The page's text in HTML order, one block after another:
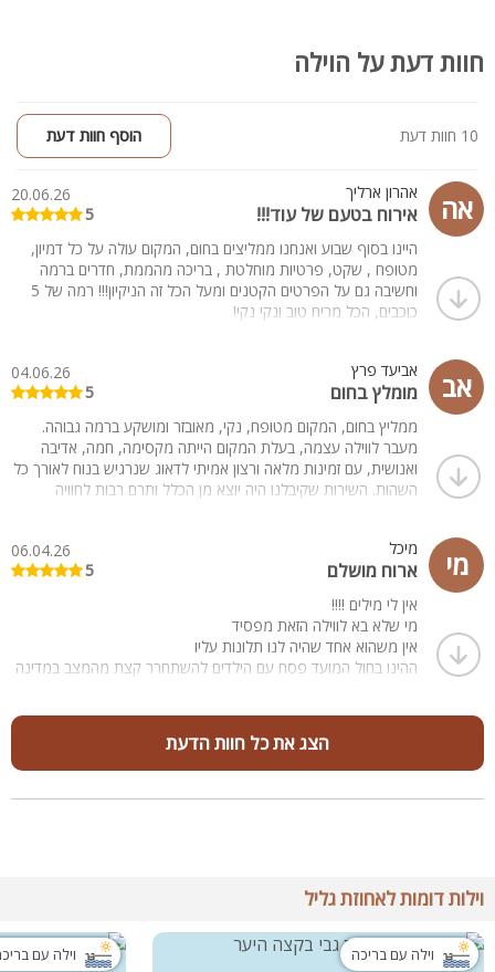
חוות דעת על הוילה
10 חוות דעת הוסף חוות דעת
אה אהרון ארליך
אירוח בטעם של עוד!!!
20.06.26
5
היינו בסוף שבוע ואנחנו ממליצים בחום, המקום עולה על כל דמיון,
מטופח , שקט, פרטיות מוחלטת , בריכה מהממת, חדרים ברמה
וחשיבה גם על הפרטים הקטנים ומעל הכל זה הניקיון!!! רמה של 5
כוכבים, הכל מריח טוב ונקי נקי!
תודה רבה רבה.
אב אביעד פרץ
מומלץ בחום
04.06.26
5
ממליץ בחום, המקום מטופח, נקי, מאובזר ומושקע ברמה גבוהה.
מעבר לווילה עצמה, בעלת המקום הייתה מקסימה, חמה, אדיבה
ואנושית, עם זמינות מלאה ורצון אמיתי לדאוג שנרגיש בנוח לאורך כל
השהות. השירות שקיבלנו היה יוצא מן הכלל ותרם רבות לחוויה
מי מיכל
ארוח מושלם
06.04.26
5
אין לי מילים !!!!
מי שלא בא לווילה הזאת מפסיד
אין משהוא אחד שהיה לנו תלונות עליו
ההינו בחול המועד פסח עם הילדים להשתחרר קצת מהמצב במדינה
ניקיון של הווילה יוצאת מן הכלל
היחס של בעלת המקום מושלם !!
אני אפילו ההיתי בהלם מרמת הסיפוק והמקום
וההיתי בהרבה מקומות בארץ !!
הצג את כל חוות הדעת
וילות דומות לאחוזת גליל
וילה עם בריכה וילה עם